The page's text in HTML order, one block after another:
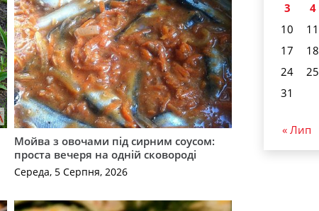
Мойва з овочами під сирним соусом:
проста вечеря на одній сковороді
Середа, 5 Серпня, 2026
3
4
10
11
17
18
24
25
31
« Лип